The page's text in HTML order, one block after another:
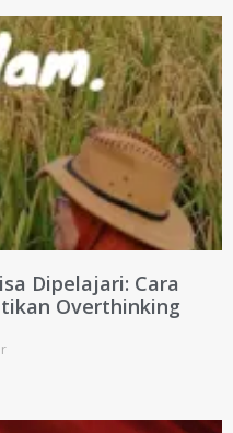
Dipelajari: Cara
Overthinking